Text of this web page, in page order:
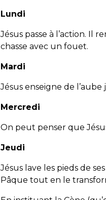
Lundi
Jésus passe à l’action. Il
chasse avec un fouet.
Mardi
Jésus enseigne de
Mercredi
On peut penser que
Jeudi
Jésus lave les pieds de
Pâque tout en le